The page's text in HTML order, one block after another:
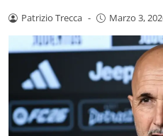
Patrizio Trecca - Marzo 3,